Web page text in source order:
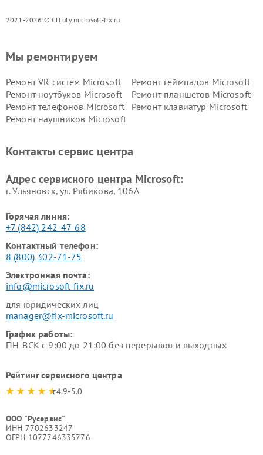
2021-2026 © СЦ uly.microsoft-fix.ru
Мы ремонтируем
Ремонт VR систем Microsoft
Ремонт геймпадов Microsoft
Ремонт ноутбуков Microsoft
Ремонт планшетов Microsoft
Ремонт телефонов Microsoft
Ремонт клавиатур Microsoft
Ремонт наушников Microsoft
Контакты сервис центра
Адрес сервисного центра Microsoft:
г. Ульяновск, ул. Рябикова, 106А
Горячая линия:
+7 (842) 242-47-68
Контактный телефон:
8 (800) 302-71-75
Электронная почта:
info@microsoft-fix.ru
для юридических лиц
manager@fix-microsoft.ru
График работы:
ПН-ВСК с 9:00 до 21:00 без перерывов и выходных
Рейтинг сервисного центра
4.9-5.0
ООО "Русервис"
ИНН 7702633247
ОГРН 1077746335776